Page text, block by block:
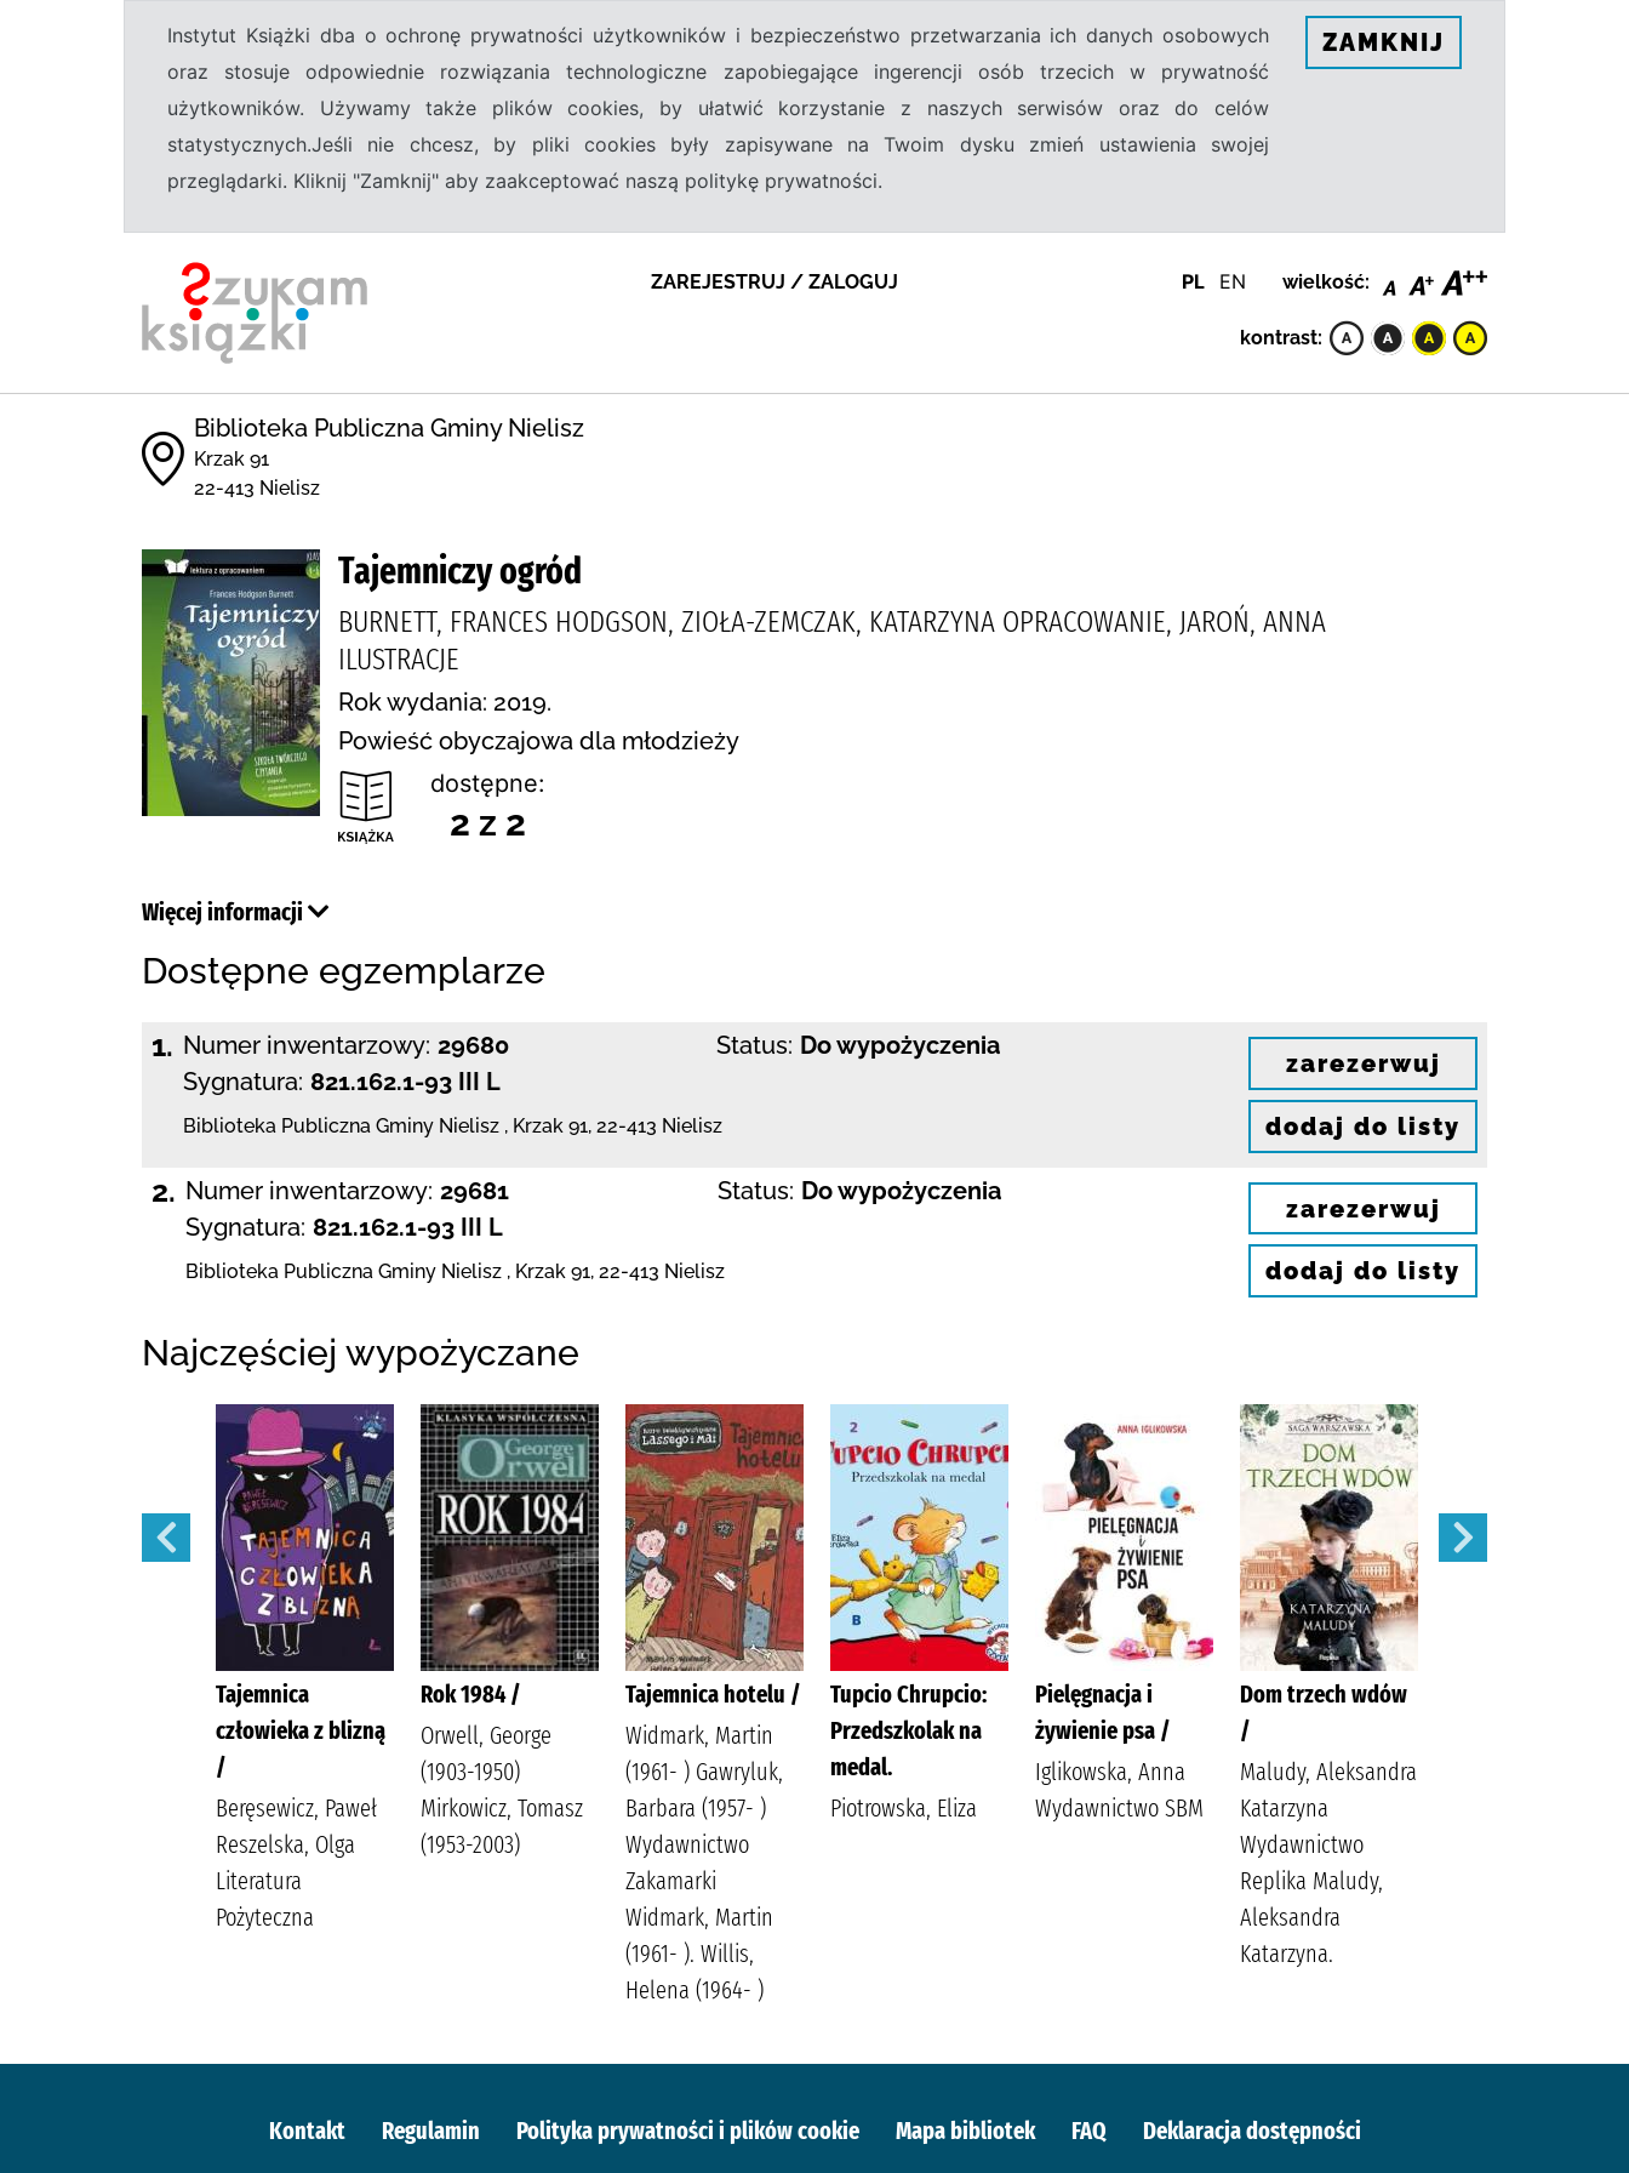
Instytut Książki dba o ochronę prywatności użytkowników i bezpieczeństwo przetwarzania ich danych osobowych
oraz stosuje odpowiednie rozwiązania technologiczne zapobiegające ingerencji osób trzecich w prywatność
użytkowników. Używamy także plików cookies, by ułatwić korzystanie z naszych serwisów oraz do celów
statystycznych.Jeśli nie chcesz, by pliki cookies były zapisywane na Twoim dysku zmień ustawienia swojej
przeglądarki. Kliknij "Zamknij" aby zaakceptować naszą politykę prywatności.
ZAMKNIJ
ZAREJESTRUJ / ZALOGUJ PL EN wielkość:
kontrast:
Biblioteka Publiczna Gminy Nielisz
Krzak 91
22-413 Nielisz
Tajemniczy ogród
BURNETT, FRANCES HODGSON, ZIOŁA-ZEMCZAK, KATARZYNA OPRACOWANIE, JAROŃ, ANNA
ILUSTRACJE
Rok wydania: 2019.
Powieść obyczajowa dla młodzieży
dostępne:
2 z 2
Więcej informacji
Dostępne egzemplarze
1. Numer inwentarzowy: 29680
Sygnatura: 821.162.1-93 III L
Status: Do wypożyczenia
Biblioteka Publiczna Gminy Nielisz , Krzak 91, 22-413 Nielisz
zarezerwuj
dodaj do listy
2. Numer inwentarzowy: 29681
Sygnatura: 821.162.1-93 III L
Status: Do wypożyczenia
Biblioteka Publiczna Gminy Nielisz , Krzak 91, 22-413 Nielisz
zarezerwuj
dodaj do listy
Najczęściej wypożyczane
Tajemnica
człowieka z blizną
/
Beręsewicz, Paweł
Reszelska, Olga
Literatura
Pożyteczna
Rok 1984 /
Orwell, George
(1903-1950)
Mirkowicz, Tomasz
(1953-2003)
Tajemnica hotelu /
Widmark, Martin
(1961- ) Gawryluk,
Barbara (1957- )
Wydawnictwo
Zakamarki
Widmark, Martin
(1961- ). Willis,
Helena (1964- )
Tupcio Chrupcio:
Przedszkolak na
medal.
Piotrowska, Eliza
Pielęgnacja i
żywienie psa /
Iglikowska, Anna
Wydawnictwo SBM
Dom trzech wdów
/
Maludy, Aleksandra
Katarzyna
Wydawnictwo
Replika Maludy,
Aleksandra
Katarzyna.
Kontakt Regulamin Polityka prywatności i plików cookie Mapa bibliotek FAQ Deklaracja dostępności